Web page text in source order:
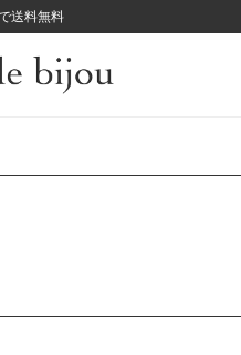
送料無料